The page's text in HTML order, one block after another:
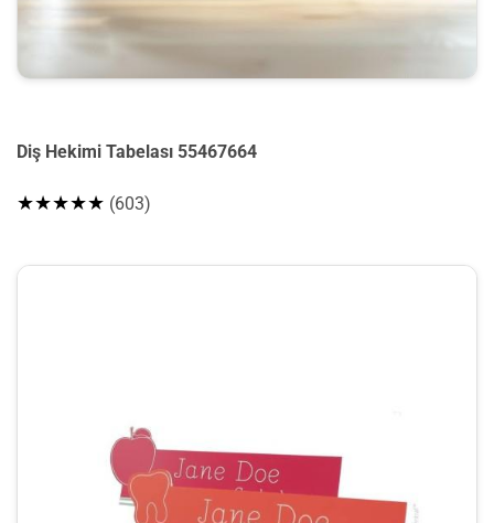
Diş Hekimi Tabelası 55467664
★★★★★ (603)